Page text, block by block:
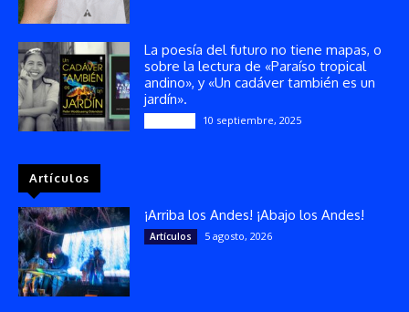
La poesía del futuro no tiene mapas, o
sobre la lectura de «Paraíso tropical
andino», y «Un cadáver también es un
jardín».
10 septiembre, 2025
Artículos
¡Arriba los Andes! ¡Abajo los Andes!
Artículos 5 agosto, 2026